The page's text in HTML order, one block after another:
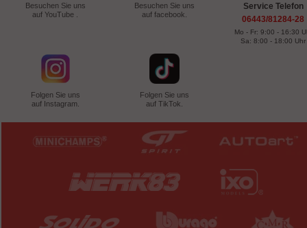
Besuchen Sie uns
auf YouTube .
Besuchen Sie uns
auf facebook.
Folgen Sie uns
auf Instagram.
Folgen Sie uns
auf TikTok.
Service Telefon
06443/81284-28
Mo - Fr: 9:00 - 16:30
Sa: 8:00 - 18:00 Uhr